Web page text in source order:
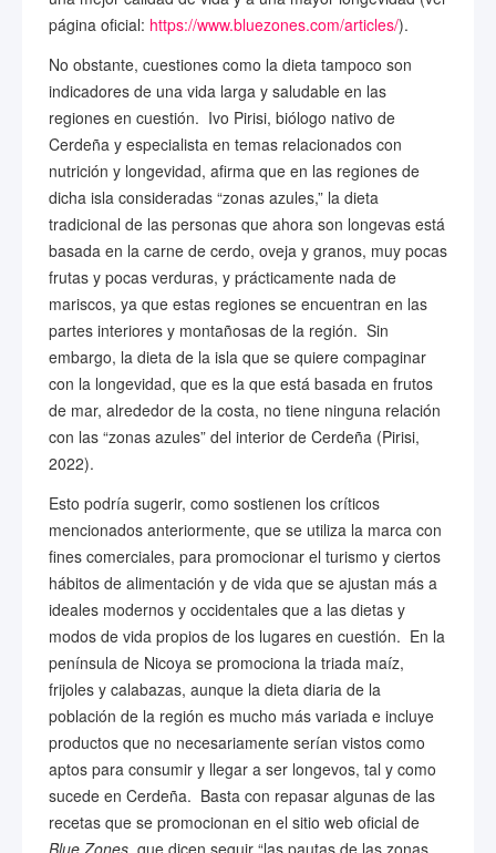
página oficial: https://www.bluezones.com/articles/).
No obstante, cuestiones como la dieta tampoco son
indicadores de una vida larga y saludable en las
regiones en cuestión. Ivo Pirisi, biólogo nativo de
Cerdeña y especialista en temas relacionados con
nutrición y longevidad, afirma que en las regiones de
dicha isla consideradas “zonas azules,” la dieta
tradicional de las personas que ahora son longevas está
basada en la carne de cerdo, oveja y granos, muy pocas
frutas y pocas verduras, y prácticamente nada de
mariscos, ya que estas regiones se encuentran en las
partes interiores y montañosas de la región. Sin
embargo, la dieta de la isla que se quiere compaginar
con la longevidad, que es la que está basada en frutos
de mar, alrededor de la costa, no tiene ninguna relación
con las “zonas azules” del interior de Cerdeña (Pirisi,
2022).
Esto podría sugerir, como sostienen los críticos
mencionados anteriormente, que se utiliza la marca con
fines comerciales, para promocionar el turismo y ciertos
hábitos de alimentación y de vida que se ajustan más a
ideales modernos y occidentales que a las dietas y
modos de vida propios de los lugares en cuestión. En la
península de Nicoya se promociona la triada maíz,
frijoles y calabazas, aunque la dieta diaria de la
población de la región es mucho más variada e incluye
productos que no necesariamente serían vistos como
aptos para consumir y llegar a ser longevos, tal y como
sucede en Cerdeña. Basta con repasar algunas de las
recetas que se promocionan en el sitio web oficial de
Blue Zones, que dicen seguir “las pautas de las zonas